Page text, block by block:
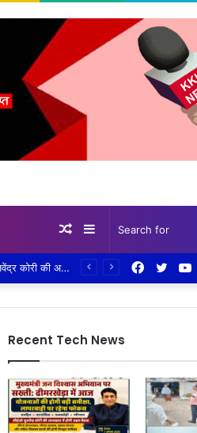
Sidebar
Random
मुख्यमंत्री जन विश्वास अभियान पर सख्ती: ढीमरखेड़ा में आज योजनाओं की होगी बड़ी समीक्षा, लापरवाही पर रहेगा फोकस,सीईओ युजवेंद्र कोरी की अध्यक्षता में होगी अहम बैठक, सीएम हेल्पलाइन, पीएम आवास, संबल योजना और लंबित विकास कार्यों की होगी विस्तृत समीक्षा Facebook
Recent Tech News